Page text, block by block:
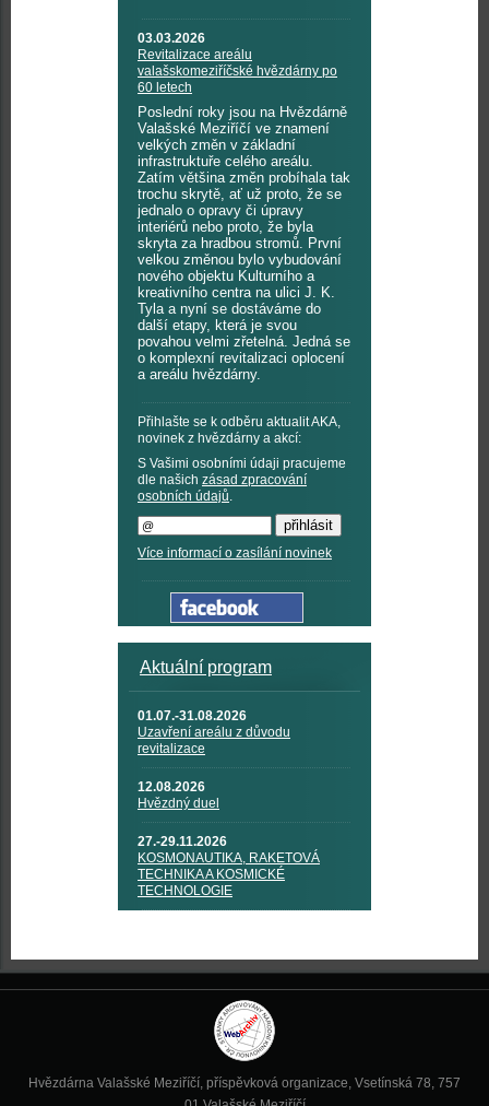
03.03.2026
Revitalizace areálu
valašskomeziříčské hvězdárny po
60 letech
Poslední roky jsou na Hvězdárně
Valašské Meziříčí ve znamení
velkých změn v základní
infrastruktuře celého areálu.
Zatím většina změn probíhala tak
trochu skrytě, ať už proto, že se
jednalo o opravy či úpravy
interiérů nebo proto, že byla
skryta za hradbou stromů. První
velkou změnou bylo vybudování
nového objektu Kulturního a
kreativního centra na ulici J. K.
Tyla a nyní se dostáváme do
další etapy, která je svou
povahou velmi zřetelná. Jedná se
o komplexní revitalizaci oplocení
a areálu hvězdárny.
Přihlašte se k odběru aktualit AKA,
novinek z hvězdárny a akcí:
S Vašimi osobními údaji pracujeme
dle našich zásad zpracování
osobních údajů.
Více informací o zasílání novinek
Aktuální program
01.07.-31.08.2026
Uzavření areálu z důvodu
revitalizace
12.08.2026
Hvězdný duel
27.-29.11.2026
KOSMONAUTIKA, RAKETOVÁ
TECHNIKA A KOSMICKÉ
TECHNOLOGIE
Hvězdárna Valašské Meziříčí, příspěvková organizace, Vsetínská 78, 757